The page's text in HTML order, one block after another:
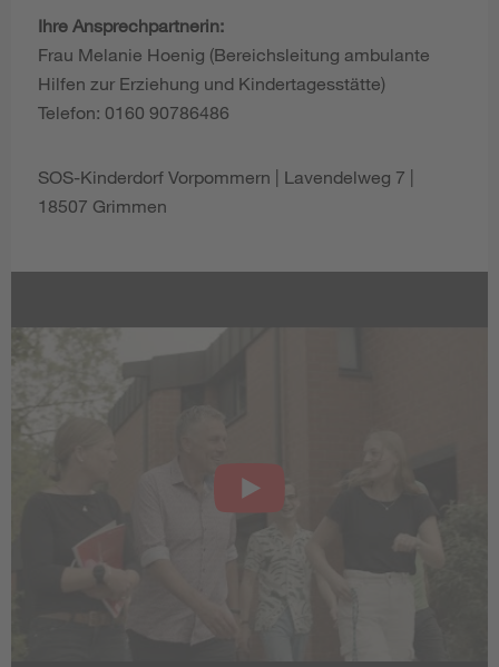
Ihre Ansprechpartnerin:
Frau Melanie Hoenig (Bereichsleitung ambulante
Hilfen zur Erziehung und Kindertagesstätte)
Telefon: 0160 90786486
SOS-Kinderdorf Vorpommern | Lavendelweg 7 |
18507 Grimmen